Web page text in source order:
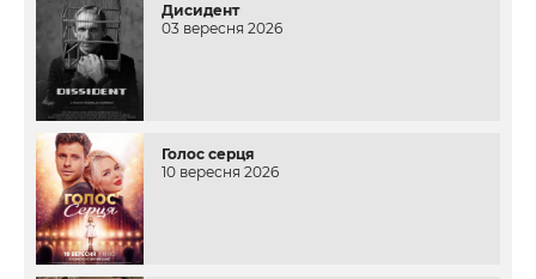
Дисидент
03 вересня 2026
Голос серця
10 вересня 2026